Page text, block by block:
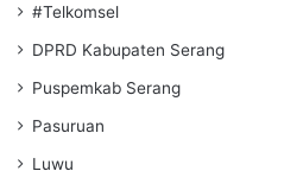
#Telkomsel
DPRD Kabupaten Serang
Puspemkab Serang
Pasuruan
Luwu